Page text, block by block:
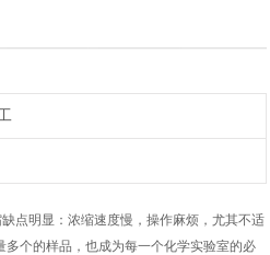
点明显：浓缩速度慢，操作麻烦，尤其不适
个的样品，也成为每一个化学实验室的必